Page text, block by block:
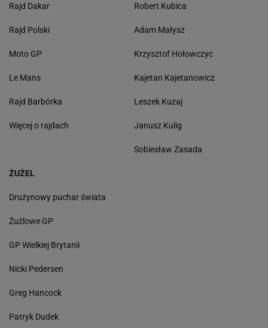
Rajd Dakar
Rajd Polski
Moto GP
Le Mans
Rajd Barbórka
Więcej o rajdach
Robert Kubica
Adam Małysz
Krzysztof Hołowczyc
Kajetan Kajetanowicz
Leszek Kuzaj
Janusz Kulig
Sobiesław Zasada
ŻUŻEL
Drużynowy puchar świata
Żużlowe GP
GP Wielkiej Brytanii
Nicki Pedersen
Greg Hancock
Patryk Dudek